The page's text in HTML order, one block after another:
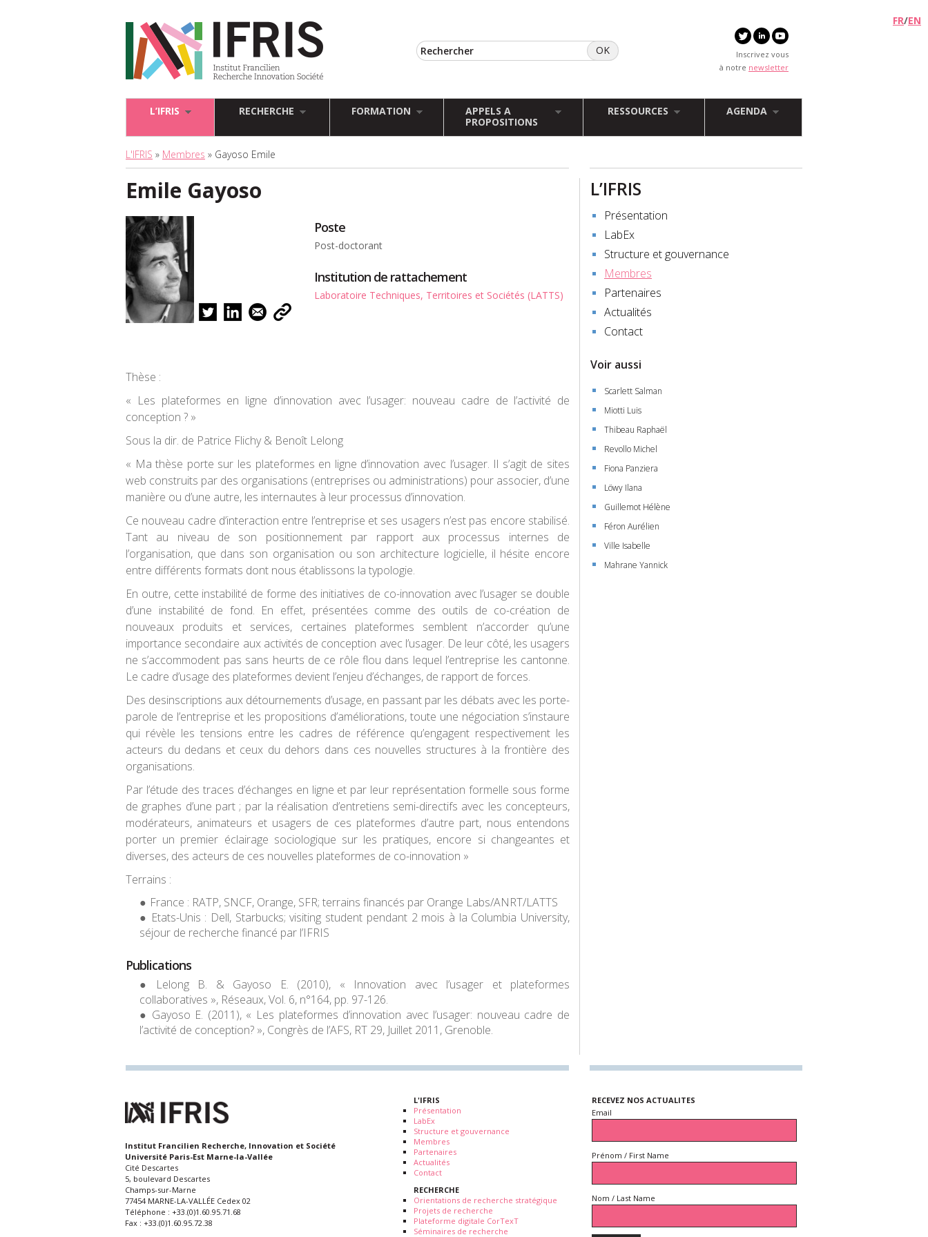
Inscrivez vous
à notre newsletter
FR/EN
L’IFRIS RECHERCHE FORMATION
APPELS A
PROPOSITIONS
RESSOURCES AGENDA
L'IFRIS » Membres » Gayoso Emile
Emile Gayoso
Poste
Post-doctorant
Institution de rattachement
Laboratoire Techniques, Territoires et Sociétés (LATTS)
Thèse :
« Les plateformes en ligne d’innovation avec l’usager: nouveau cadre de l’activité de
conception ? »
Sous la dir. de Patrice Flichy & Benoît Lelong
« Ma thèse porte sur les plateformes en ligne d’innovation avec l’usager. Il s’agit de sites
web construits par des organisations (entreprises ou administrations) pour associer, d’une
manière ou d’une autre, les internautes à leur processus d’innovation.
Ce nouveau cadre d’interaction entre l’entreprise et ses usagers n’est pas encore stabilisé.
Tant au niveau de son positionnement par rapport aux processus internes de
l’organisation, que dans son organisation ou son architecture logicielle, il hésite encore
entre différents formats dont nous établissons la typologie.
En outre, cette instabilité de forme des initiatives de co-innovation avec l’usager se double
d’une instabilité de fond. En effet, présentées comme des outils de co-création de
nouveaux produits et services, certaines plateformes semblent n’accorder qu’une
importance secondaire aux activités de conception avec l’usager. De leur côté, les usagers
ne s’accommodent pas sans heurts de ce rôle flou dans lequel l’entreprise les cantonne.
Le cadre d’usage des plateformes devient l’enjeu d’échanges, de rapport de forces.
Des desinscriptions aux détournements d’usage, en passant par les débats avec les porte-
parole de l’entreprise et les propositions d’améliorations, toute une négociation s’instaure
qui révèle les tensions entre les cadres de référence qu’engagent respectivement les
acteurs du dedans et ceux du dehors dans ces nouvelles structures à la frontière des
organisations.
Par l’étude des traces d’échanges en ligne et par leur représentation formelle sous forme
de graphes d’une part ; par la réalisation d’entretiens semi-directifs avec les concepteurs,
modérateurs, animateurs et usagers de ces plateformes d’autre part, nous entendons
porter un premier éclairage sociologique sur les pratiques, encore si changeantes et
diverses, des acteurs de ces nouvelles plateformes de co-innovation »
Terrains :
France : RATP, SNCF, Orange, SFR; terrains financés par Orange Labs/ANRT/LATTS
Etats-Unis : Dell, Starbucks; visiting student pendant 2 mois à la Columbia University,
séjour de recherche financé par l’IFRIS
Publications
Lelong B. & Gayoso E. (2010), « Innovation avec l’usager et plateformes
collaboratives », Réseaux, Vol. 6, n°164, pp. 97-126.
Gayoso E. (2011), « Les plateformes d’innovation avec l’usager: nouveau cadre de
l’activité de conception? », Congrès de l’AFS, RT 29, Juillet 2011, Grenoble.
L’IFRIS
Présentation
LabEx
Structure et gouvernance
Membres
Partenaires
Actualités
Contact
Voir aussi
Scarlett Salman
Miotti Luis
Thibeau Raphaël
Revollo Michel
Fiona Panziera
Löwy Ilana
Guillemot Hélène
Féron Aurélien
Ville Isabelle
Mahrane Yannick
Institut Francilien Recherche, Innovation et Société
Université Paris-Est Marne-la-Vallée
Cité Descartes
5, boulevard Descartes
Champs-sur-Marne
77454 MARNE-LA-VALLÉE Cedex 02
Téléphone : +33.(0)1.60.95.71.68
Fax : +33.(0)1.60.95.72.38
L'IFRIS
Présentation
LabEx
Structure et gouvernance
Membres
Partenaires
Actualités
Contact
RECHERCHE
Orientations de recherche stratégique
Projets de recherche
Plateforme digitale CorTexT
Séminaires de recherche
RECEVEZ NOS ACTUALITES
Email
Prénom / First Name
Nom / Last Name